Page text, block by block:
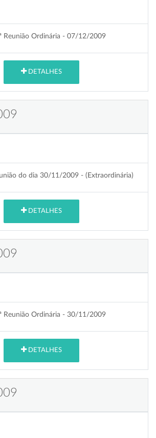
Reunião Ordinária - 07/12/2009
DETALHES
do dia 30/11/2009 - (Extraordinária)
DETALHES
Reunião Ordinária - 30/11/2009
DETALHES